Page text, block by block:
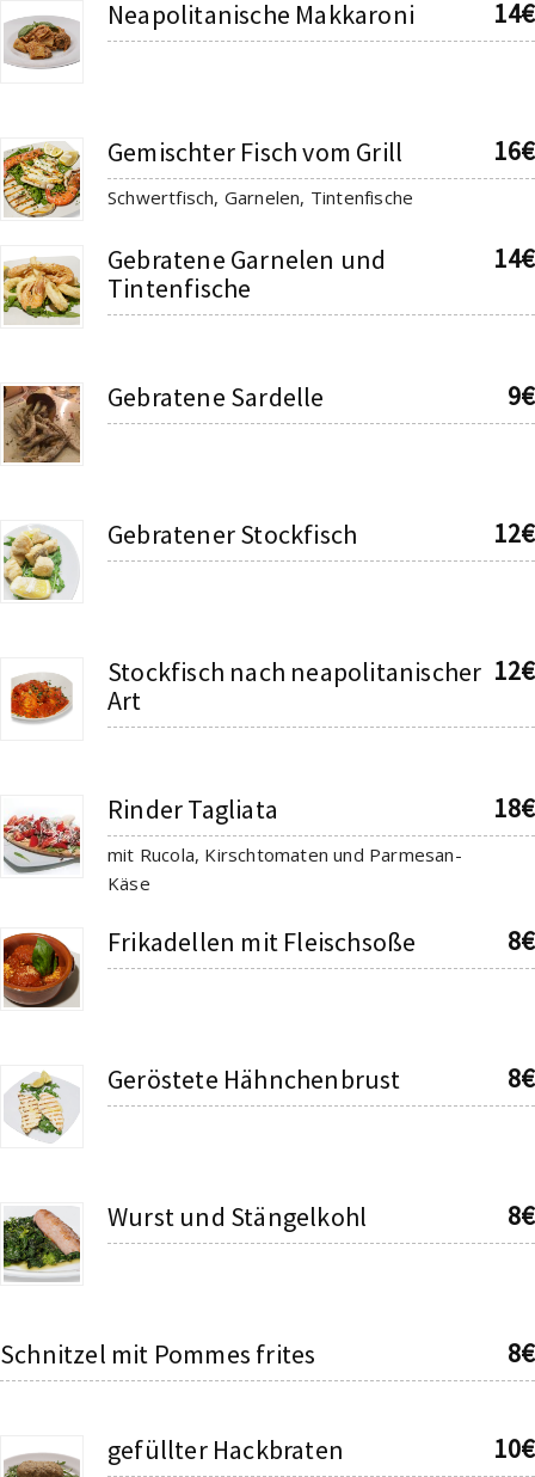
Neapolitanische Makkaroni 14€
Gemischter Fisch vom Grill 16€
Schwertfisch, Garnelen, Tintenfische
Gebratene Garnelen und
Tintenfische
14€
Gebratene Sardelle 9€
Gebratener Stockfisch 12€
Stockfisch nach neapolitanischer
Art
12€
Rinder Tagliata 18€
mit Rucola, Kirschtomaten und Parmesan-
Käse
Frikadellen mit Fleischsoße 8€
Geröstete Hähnchenbrust 8€
Wurst und Stängelkohl 8€
Schnitzel mit Pommes frites 8€
gefüllter Hackbraten 10€